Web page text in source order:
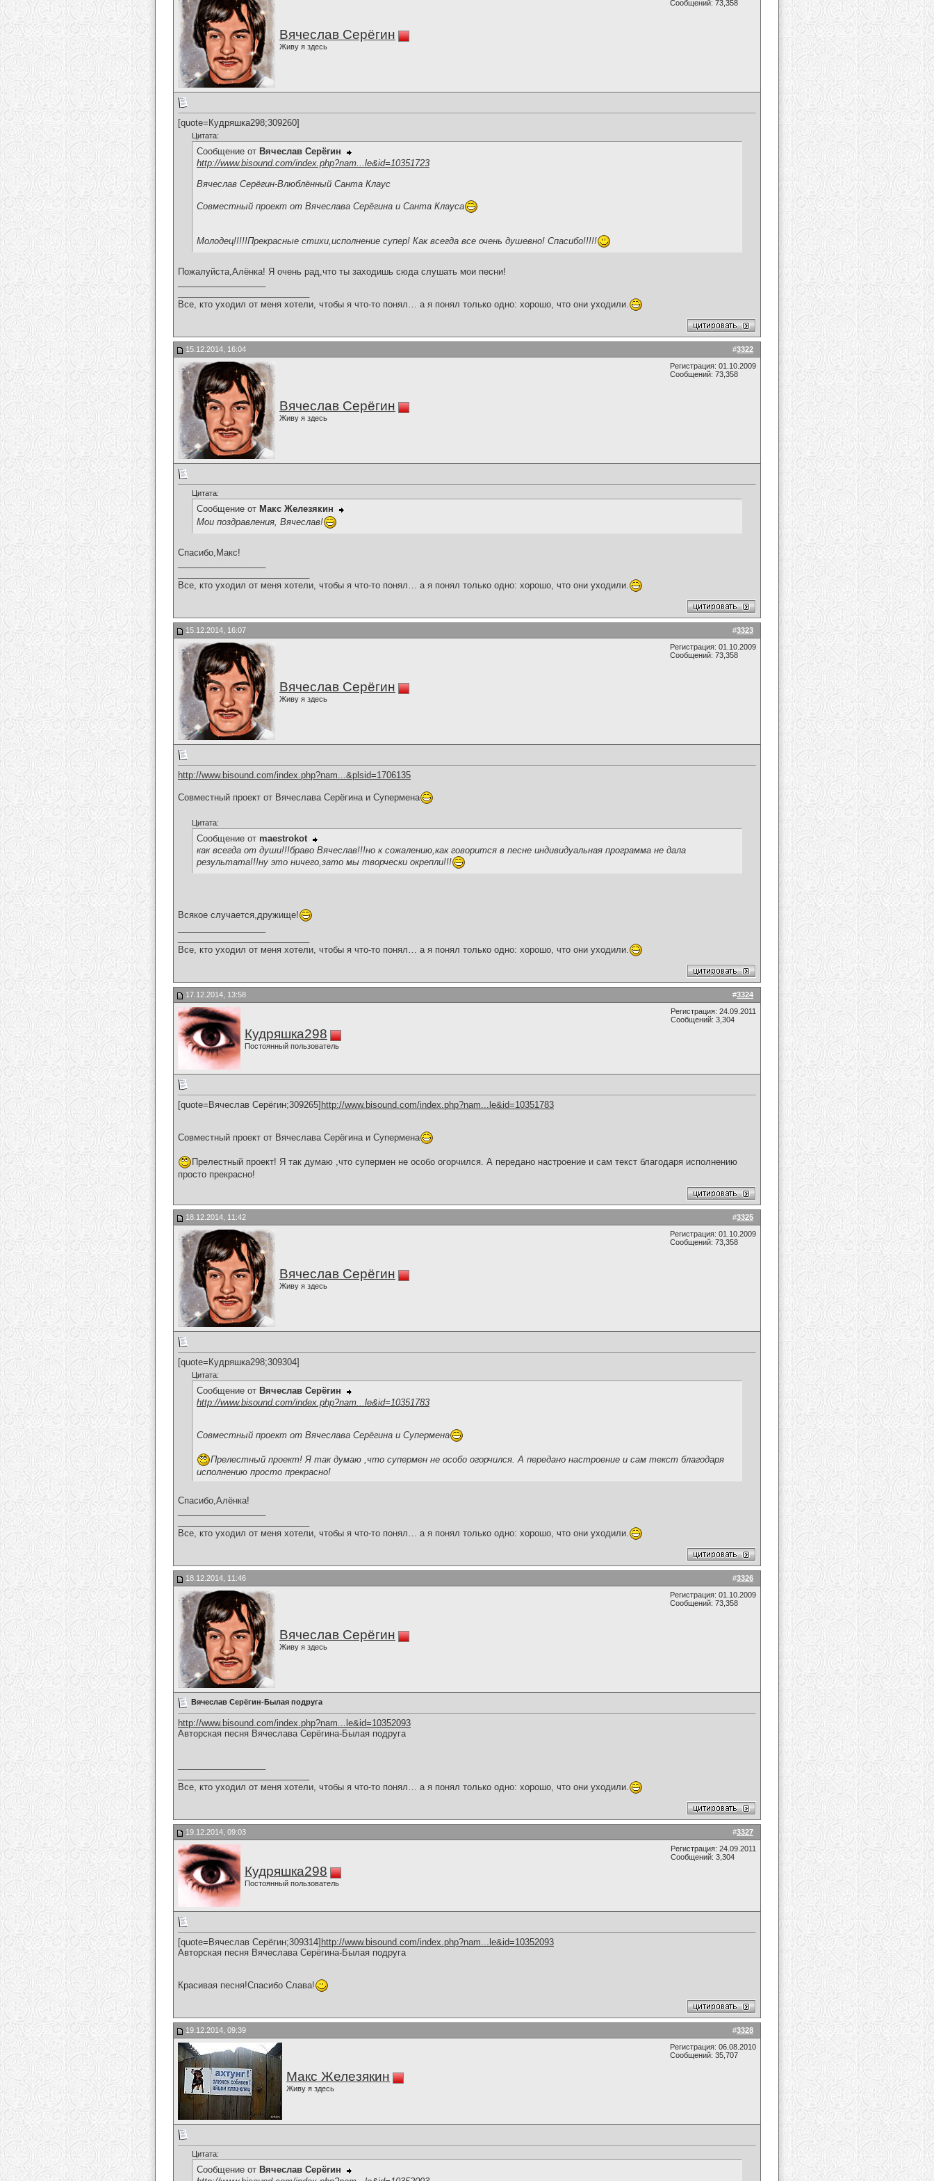
Вячеслав Серёгин
Живу я здесь
Сообщений: 73,358
[quote=Кудряшка298;309260]
Цитата:
Сообщение от Вячеслав Серёгин
http://www.bisound.com/index.php?nam...le&id=10351723
Вячеслав Серёгин-Влюблённый Санта Клаус
Совместный проект от Вячеслава Серёгина и Санта Клауса
Молодец!!!!!Прекрасные стихи,исполнение супер! Как всегда все очень душевно! Спасибо!!!!!
Пожалуйста,Алёнка! Я очень рад,что ты заходишь сюда слушать мои песни!
Все, кто уходил от меня хотели, чтобы я что-то понял… а я понял только одно: хорошо, что они уходили.
#3322
15.12.2014, 16:04
Вячеслав Серёгин
Живу я здесь
Регистрация: 01.10.2009
Сообщений: 73,358
Цитата:
Сообщение от Макс Железякин
Мои поздравления, Вячеслав!
Спасибо,Макс!
Все, кто уходил от меня хотели, чтобы я что-то понял… а я понял только одно: хорошо, что они уходили.
#3323
15.12.2014, 16:07
Вячеслав Серёгин
Живу я здесь
Регистрация: 01.10.2009
Сообщений: 73,358
http://www.bisound.com/index.php?nam...&plsid=1706135
Совместный проект от Вячеслава Серёгина и Супермена
Цитата:
Сообщение от maestrokot
как всегда от души!!!браво Вячеслав!!!но к сожалению,как говорится в песне индивидуальная программа не дала
результата!!!ну это ничего,зато мы творчески окрепли!!!
Всякое случается,дружище!
Все, кто уходил от меня хотели, чтобы я что-то понял… а я понял только одно: хорошо, что они уходили.
#3324
17.12.2014, 13:58
Кудряшка298
Постоянный пользователь
Регистрация: 24.09.2011
Сообщений: 3,304
[quote=Вячеслав Серёгин;309265] http://www.bisound.com/index.php?nam...le&id=10351783
Совместный проект от Вячеслава Серёгина и Супермена
Прелестный проект! Я так думаю ,что супермен не особо огорчился. А передано настроение и сам текст благодаря исполнению
просто прекрасно!
#3325
18.12.2014, 11:42
Вячеслав Серёгин
Живу я здесь
Регистрация: 01.10.2009
Сообщений: 73,358
[quote=Кудряшка298;309304]
Цитата:
Сообщение от Вячеслав Серёгин
http://www.bisound.com/index.php?nam...le&id=10351783
Совместный проект от Вячеслава Серёгина и Супермена
Прелестный проект! Я так думаю ,что супермен не особо огорчился. А передано настроение и сам текст благодаря
исполнению просто прекрасно!
Спасибо,Алёнка!
Все, кто уходил от меня хотели, чтобы я что-то понял… а я понял только одно: хорошо, что они уходили.
#3326
18.12.2014, 11:46
Вячеслав Серёгин
Живу я здесь
Регистрация: 01.10.2009
Сообщений: 73,358
Вячеслав Серёгин-Былая подруга
http://www.bisound.com/index.php?nam...le&id=10352093
Авторская песня Вячеслава Серёгина-Былая подруга
Все, кто уходил от меня хотели, чтобы я что-то понял… а я понял только одно: хорошо, что они уходили.
#3327
19.12.2014, 09:03
Кудряшка298
Постоянный пользователь
Регистрация: 24.09.2011
Сообщений: 3,304
[quote=Вячеслав Серёгин;309314] http://www.bisound.com/index.php?nam...le&id=10352093
Авторская песня Вячеслава Серёгина-Былая подруга
Красивая песня!Спасибо Слава!
#3328
19.12.2014, 09:39
Макс Железякин
Живу я здесь
Регистрация: 06.08.2010
Сообщений: 35,707
Цитата:
Сообщение от Вячеслав Серёгин